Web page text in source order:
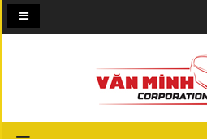
Toggle
navigation